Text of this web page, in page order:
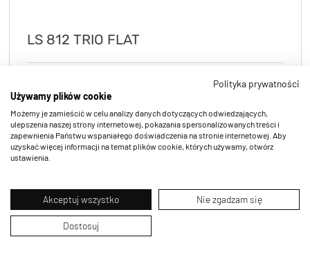
LS 812 TRIO FLAT
Zestawy lamp
Polityka prywatności
Używamy plików cookie
Możemy je zamieścić w celu analizy danych dotyczących odwiedzających,
ulepszenia naszej strony internetowej, pokazania spersonalizowanych treści i
zapewnienia Państwu wspaniałego doświadczenia na stronie internetowej. Aby
uzyskać więcej informacji na temat plików cookie, których używamy, otwórz
ustawienia.
Akceptuj wszystko Nie zgadzam się
Dostosuj